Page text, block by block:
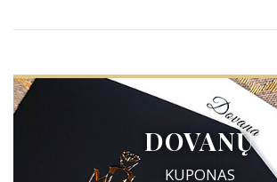
DOVANŲ
KUPONAS